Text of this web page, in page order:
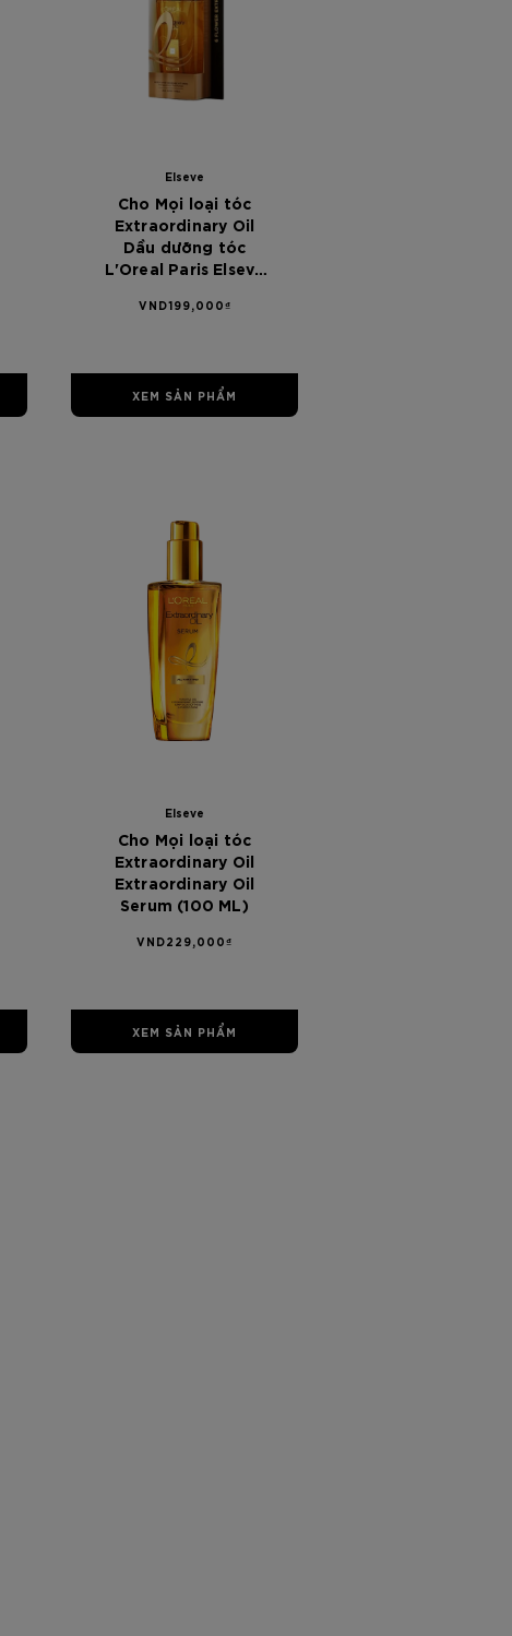
Elseve
Cho Mọi loại tóc
Extraordinary Oil
Dầu dưỡng tóc
L'Oreal Paris Elseve
chiết xuất từ hoa
VND199,000₫
XEM SẢN PHẨM
Elseve
Cho Mọi loại tóc
Extraordinary Oil
Extraordinary Oil
Serum (100 ML)
VND229,000₫
XEM SẢN PHẨM